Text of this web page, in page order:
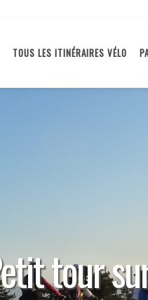
TOUS LES ITINÉRAIRES VÉLO
tour